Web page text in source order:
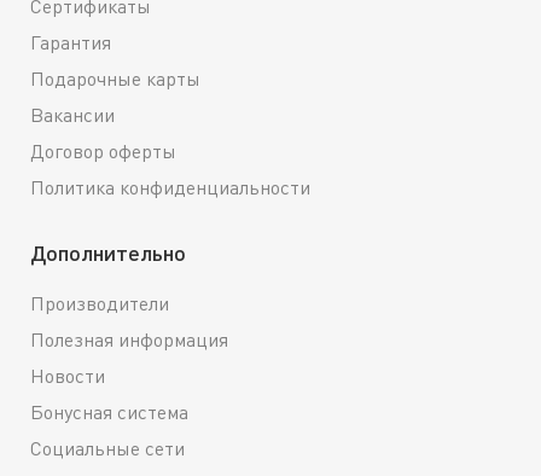
Сертификаты
Гарантия
Подарочные карты
Вакансии
Договор оферты
Политика конфиденциальности
Дополнительно
Производители
Полезная информация
Новости
Бонусная система
Социальные сети